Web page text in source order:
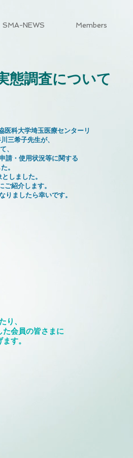
SMA-NEWS Members
態調査について
医科大学埼玉医療センターリ
三希子先生が、
、
請・使用状況等に関する
。
しました。
紹介します。
ましたら幸いです。
り、
た会員の皆さまに
す。